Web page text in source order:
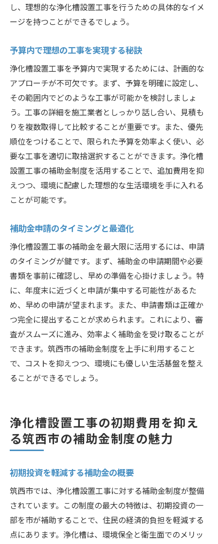
し、理想的な浄化槽設置工事を行うための具体的なイメ
ージを持つことができるでしょう。
予算内で理想の工事を実現する秘訣
浄化槽設置工事を予算内で実現するためには、計画的な
アプローチが不可欠です。まず、予算を明確に設定し、
その範囲内でどのような工事が可能かを検討しましょ
う。工事の詳細を施工業者としっかり話し合い、見積も
りを複数取得して比較することが重要です。また、優先
順位をつけることで、限られた予算を効率よく使い、必
要な工事を適切に取捨選択することができます。浄化槽
設置工事の補助金制度を活用することで、追加費用を抑
えつつ、環境に配慮した理想的な生活環境を手に入れる
ことが可能です。
補助金申請のタイミングと最適化
浄化槽設置工事の補助金を最大限に活用するには、申請
のタイミングが鍵です。まず、補助金の申請期間や必要
書類を事前に確認し、早めの準備を心掛けましょう。特
に、年度末に近づくと申請が集中する可能性があるた
め、早めの申請が望まれます。また、申請書類は正確か
つ完全に提出することが求められます。これにより、審
査がスムーズに進み、効率よく補助金を受け取ることが
できます。筑西市の補助金制度を上手に利用すること
で、コストを抑えつつ、環境にも優しい生活基盤を整え
ることができるでしょう。
浄化槽設置工事の初期費用を抑え
る筑西市の補助金制度の魅力
初期投資を軽減する補助金の概要
筑西市では、浄化槽設置工事に対する補助金制度が整備
されています。この制度の最大の特徴は、初期投資の一
部を市が補助することで、住民の経済的負担を軽減する
点にあります。浄化槽は、環境保全と衛生面でのメリッ